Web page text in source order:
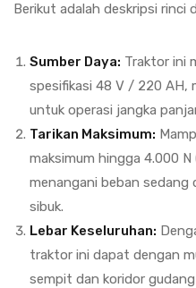
Berikut adalah deskripsi rinci
Sumber Daya: Traktor ini
spesifikasi 48 V / 220 AH,
untuk operasi jangka
Tarikan Maksimum:
maksimum hingga 4.000
menangani beban sedang
sibuk.
Lebar Keseluruhan:
traktor ini dapat dengan
sempit dan koridor